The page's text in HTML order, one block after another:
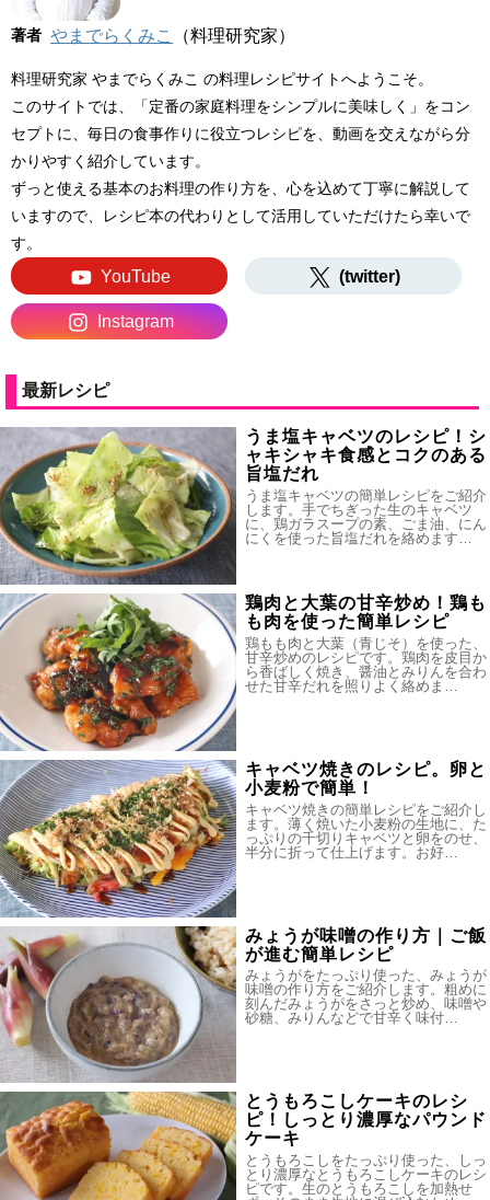
著者 やまでらくみこ （料理研究家）
料理研究家 やまでらくみこ の料理レシピサイトへようこそ。
このサイトでは、「定番の家庭料理をシンプルに美味しく」をコン
セプトに、毎日の食事作りに役立つレシピを、動画を交えながら分
かりやすく紹介しています。
ずっと使える基本のお料理の作り方を、心を込めて丁寧に解説して
いますので、レシピ本の代わりとして活用していただけたら幸いで
す。
YouTube (twitter)
Instagram
最新レシピ
うま塩キャベツのレシピ！シ
ャキシャキ食感とコクのある
旨塩だれ
うま塩キャベツの簡単レシピをご紹介
します。手でちぎった生のキャベツ
に、鶏ガラスープの素、ごま油、にん
にくを使った旨塩だれを絡めます…
鶏肉と大葉の甘辛炒め！鶏も
も肉を使った簡単レシピ
鶏もも肉と大葉（青じそ）を使った、
甘辛炒めのレシピです。鶏肉を皮目か
ら香ばしく焼き、醤油とみりんを合わ
せた甘辛だれを照りよく絡めま…
キャベツ焼きのレシピ。卵と
小麦粉で簡単！
キャベツ焼きの簡単レシピをご紹介し
ます。薄く焼いた小麦粉の生地に、た
っぷりの千切りキャベツと卵をのせ、
半分に折って仕上げます。お好…
みょうが味噌の作り方｜ご飯
が進む簡単レシピ
みょうがをたっぷり使った、みょうが
味噌の作り方をご紹介します。粗めに
刻んだみょうがをさっと炒め、味噌や
砂糖、みりんなどで甘辛く味付…
とうもろこしケーキのレシ
ピ！しっとり濃厚なパウンド
ケーキ
とうもろこしをたっぷり使った、しっ
とり濃厚なとうもろこしケーキのレシ
ピです。生のとうもろこしを加熱せ